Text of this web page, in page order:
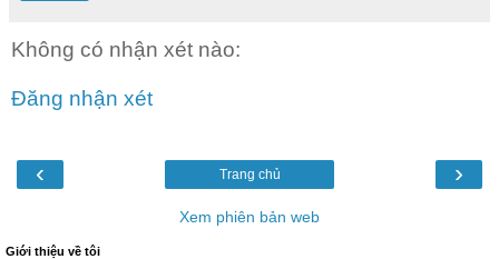
Không có nhận xét nào:
Đăng nhận xét
‹ ›
Trang chủ
Xem phiên bản web
Giới thiệu về tôi